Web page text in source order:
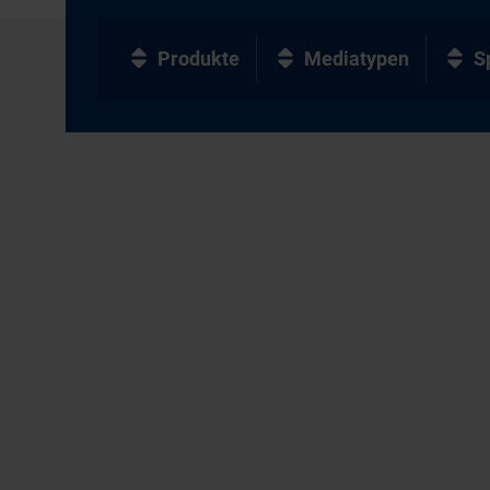
Produkte Mediatypen